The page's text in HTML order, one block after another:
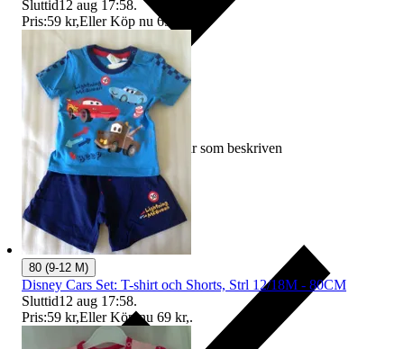
Ersättning om varan inte är som beskriven
Sluttid12 aug 17:58.
Pris:59 kr,Eller Köp nu 69 kr
80 (9-12 M)
Disney Cars Set: T-shirt och Shorts, Strl 12/18M - 80CM
Sluttid12 aug 17:58.
Pris:59 kr,Eller Köp nu 69 kr,.